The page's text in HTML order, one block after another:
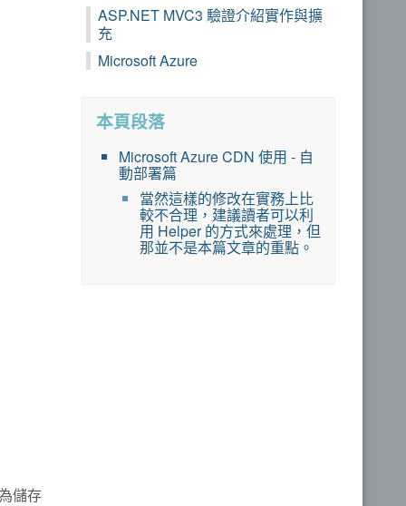
儲存
ASP.NET MVC3 驗證介紹實作與擴
充
Microsoft Azure
本頁段落
Microsoft Azure CDN 使用 - 自
動部署篇
當然這樣的修改在實務上比
較不合理，建議讀者可以利
用 Helper 的方式來處理，但
那並不是本篇文章的重點。